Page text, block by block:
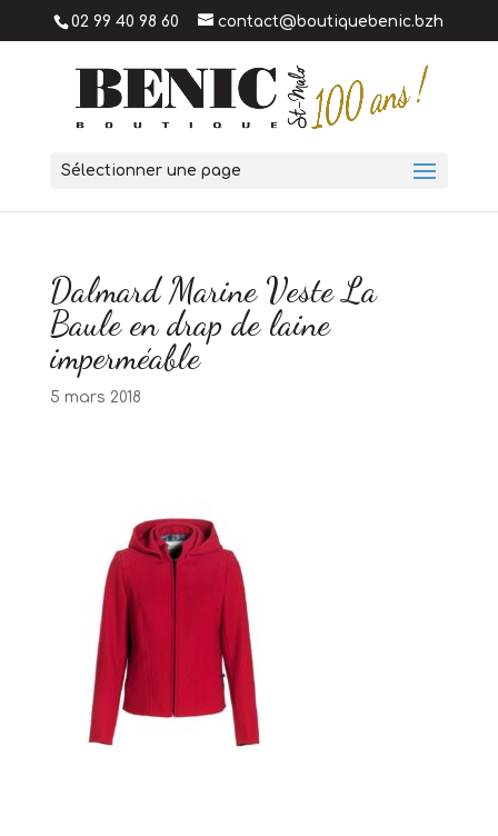
02 99 40 98 60 contact@boutiquebenic.bzh
Sélectionner une page
Dalmard Marine Veste La
Baule en drap de laine
imperméable
5 mars 2018